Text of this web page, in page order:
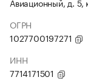
ОГРН
1027700197271
ИНН
7714171501